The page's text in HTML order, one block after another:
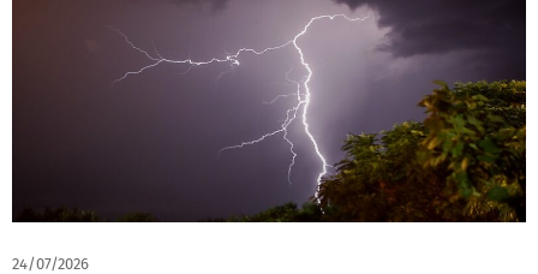
24/07/2026